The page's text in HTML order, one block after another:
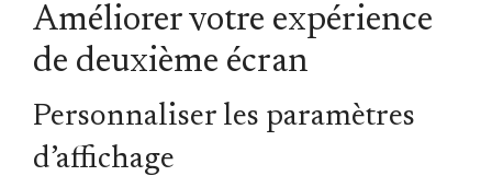
Améliorer votre expérience
de deuxième écran
Personnaliser les paramètres
d’affichage